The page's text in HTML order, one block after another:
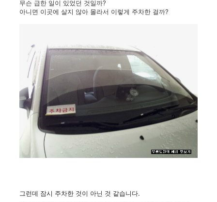
무슨 급한 일이 있었던 것일까?
아니면 이곳에 살지 않아 몰라서 이렇게 주차한 걸까?
그런데 잠시 주차한 것이 아닌 것 같습니다.